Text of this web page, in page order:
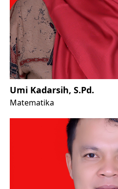
Umi Kadarsih, S.Pd.
Matematika